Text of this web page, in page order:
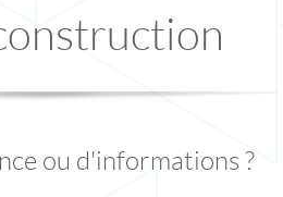
ou d'informations ?